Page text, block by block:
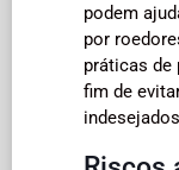
podem
por
práticas de
fim de